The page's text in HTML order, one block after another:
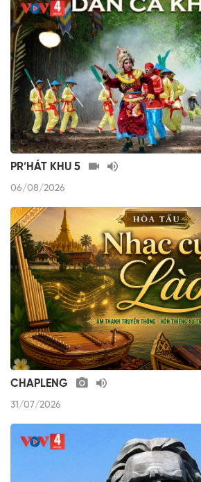
PR’HÁT KHU 5
06/08/2026
CHAPLENG
31/07/2026